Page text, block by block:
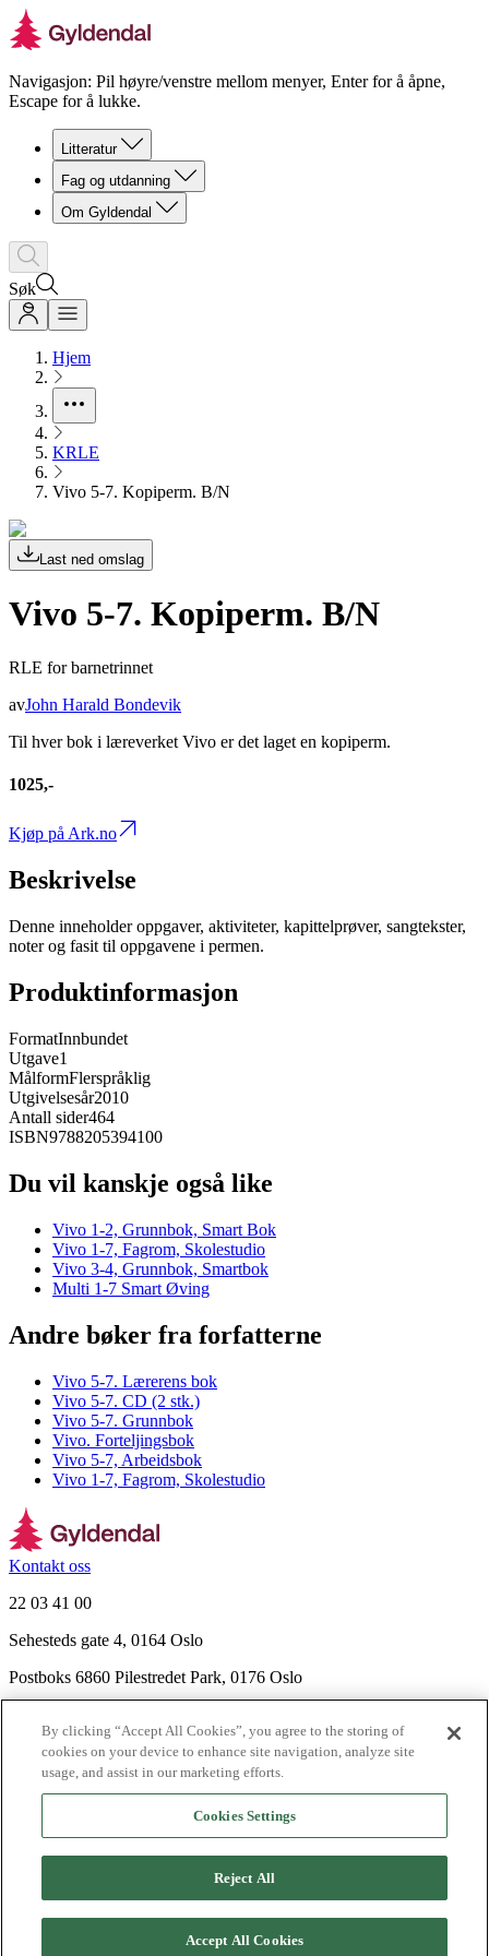
Navigasjon: Pil høyre/venstre mellom menyer, Enter for å åpne,
Escape for å lukke.
Litteratur
Fag og utdanning
Om Gyldendal
Søk
Hjem
KRLE
Vivo 5-7. Kopiperm. B/N
Last ned omslag
Vivo 5-7. Kopiperm. B/N
RLE for barnetrinnet
avJohn Harald Bondevik
Til hver bok i læreverket Vivo er det laget en kopiperm.
1025,-
Kjøp på Ark.no
Beskrivelse
Denne inneholder oppgaver, aktiviteter, kapittelprøver, sangtekster,
noter og fasit til oppgavene i permen.
Produktinformasjon
FormatInnbundet
Utgave1
MålformFlerspråklig
Utgivelsesår2010
Antall sider464
ISBN9788205394100
Du vil kanskje også like
Vivo 1-2, Grunnbok, Smart Bok
Vivo 1-7, Fagrom, Skolestudio
Vivo 3-4, Grunnbok, Smartbok
Multi 1-7 Smart Øving
Andre bøker fra forfatterne
Vivo 5-7. Lærerens bok
Vivo 5-7. CD (2 stk.)
Vivo 5-7. Grunnbok
Vivo. Forteljingsbok
Vivo 5-7, Arbeidsbok
Vivo 1-7, Fagrom, Skolestudio
Kontakt oss
22 03 41 00
Sehesteds gate 4, 0164 Oslo
Postboks 6860 Pilestredet Park, 0176 Oslo
Nyhetsbrev
Ledige stillinger
Send inn manus
Agency
By clicking “Accept All Cookies”, you agree to the storing of
cookies on your device to enhance site navigation, analyze site
usage, and assist in our marketing efforts.
Cookies Settings
Reject All
Accept All Cookies